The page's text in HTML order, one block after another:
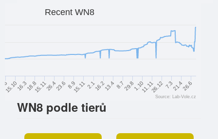
Recent WN8
11.11
15.1016.318.815.1126.423.6 8.915.11 2.116.213.4 8.729.81.10 26.12 7.321.426.6
Source: Lab-Vole.cz
WN8 podle tierů